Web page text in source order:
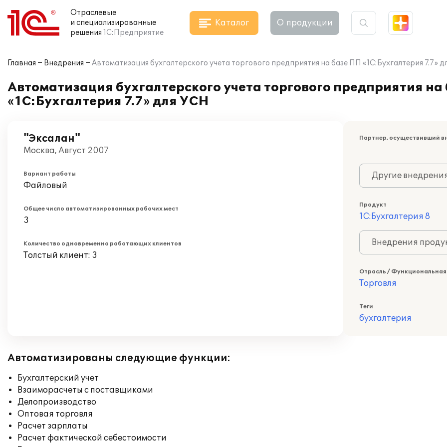
Отраслевые
и специализированные
решения 1С:Предприятие
Каталог О продукции
Главная Внедрения Автоматизация бухгалтерского учета торгового предприятия на базе ПП «1С:Бухгалтерия 7.7»
Автоматизация бухгалтерского учета торгового предприятия
«1С:Бухгалтерия 7.7» для УСН
"Эксалан"
Москва, Август 2007
Вариант работы
Файловый
Общее число автоматизированных рабочих мест
3
Количество одновременно работающих клиентов
Толстый клиент: 3
Партнер, осуществивший
Другие
Продукт
1С:Бухгалтерия 8
Внедрения
Отрасль /
Торговля
Теги
бухгалтерия
Автоматизированы следующие функции:
Бухгалтерский учет
Взаиморасчеты с поставщиками
Делопроизводство
Оптовая торговля
Расчет зарплаты
Расчет фактической себестоимости